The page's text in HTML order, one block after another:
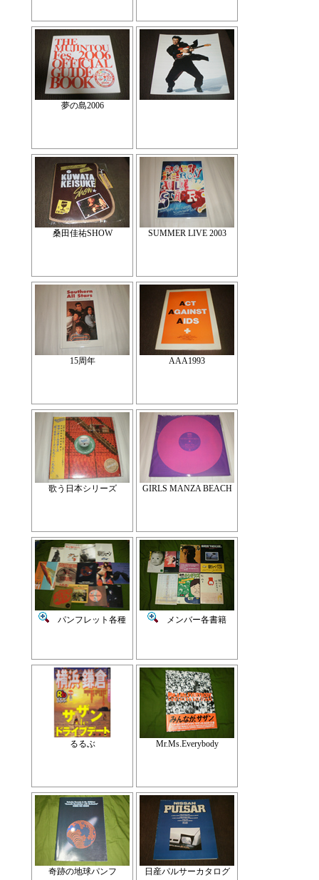
夢の島2006
桑田佳祐SHOW SUMMER LIVE 2003
15周年 AAA1993
歌う日本シリーズ GIRLS MANZA BEACH
パンフレット各種 メンバー各書籍
るるぶ Mr.Ms.Everybody
奇跡の地球パンフ 日産パルサーカタログ